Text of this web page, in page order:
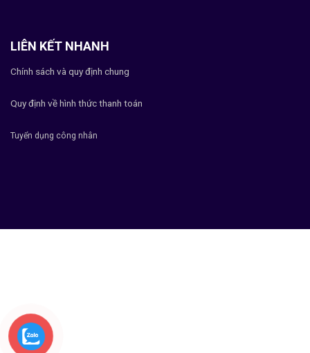
LIÊN KẾT NHANH
Chính sách và quy định chung
Quy định về hình thức thanh toán
Tuyển dụng công nhân